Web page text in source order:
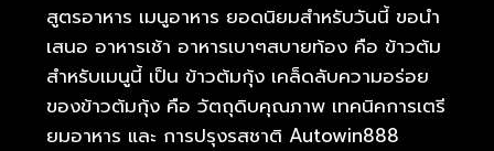
สูตรอาหาร เมนูอาหาร ยอดนิยมสำหรับวันนี้ ขอนำ
เสนอ อาหารเช้า อาหารเบาๆสบายท้อง คือ ข้าวต้ม
สำหรับเมนูนี้ เป็น ข้าวต้มกุ้ง เคล็ดลับความอร่อย
ของข้าวต้มกุ้ง คือ วัตถุดิบคุณภาพ เทคนิคการเตรี
ยมอาหาร และ การปรุงรสชาติ Autowin888